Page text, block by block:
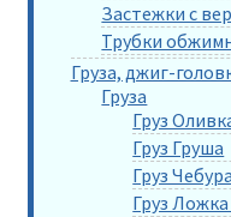
Застежки с
Трубки
Груза, джиг-
Груза
Груз
Груз Груша
Груз
Груз